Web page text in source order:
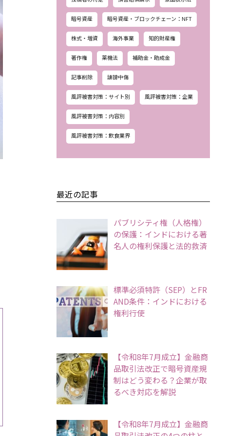
暗号資産 暗号資産・ブロックチェーン：NFT
株式・増資 海外事業 知的財産権
著作権 薬機法 補助金・助成金
記事削除 誹謗中傷
風評被害対策：サイト別 風評被害対策：企業
風評被害対策：内容別
風評被害対策：飲食業界
最近の記事
パブリシティ権（人格権）
の保護：インドにおける著
名人の権利保護と法的救済
標準必須特許（SEP）とFR
AND条件：インドにおける
権利行使
【令和8年7月成立】金融商
品取引法改正で暗号資産規
制はどう変わる？企業が取
るべき対応を解説
【令和8年7月成立】金融商